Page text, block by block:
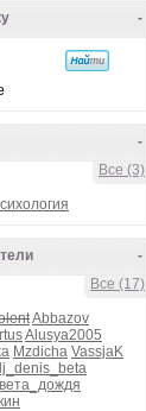
-
-
Все (3)
-
Все (17)
Abbazov
Alusya2005
Mzdicha VassjaK